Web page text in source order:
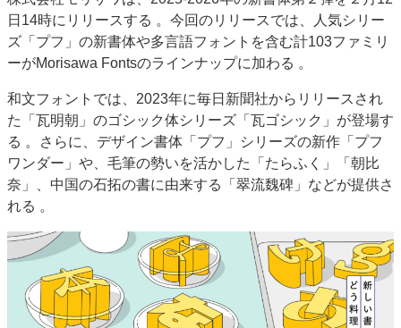
市場・統計
人事・移転・異動・訃報
特集記事カテゴリー一覧
特集・デジタル印刷 アイデアで勝負！ ～多様なビジネス・多彩な商材～
JAPAN PACK 2023 特集
中古印刷機・製本機特集
2022 検査・校正特集
特集・デジタル印刷 ～ 新成長軌道を描く
案内
運営
会社案内
購読・購入申し込み
サイトポリシー
お問い合わせ
日14時にリリースする 。今回のリリースでは、人気シリー
ズ「プフ」の新書体や多言語フォントを含む計103ファミリ
ーがMorisawa Fontsのラインナップに加わる 。
和文フォントでは、2023年に毎日新聞社からリリースされ
た「瓦明朝」のゴシック体シリーズ「瓦ゴシック」が登場す
る 。さらに、デザイン書体「プフ」シリーズの新作「プフ
ワンダー」や、毛筆の勢いを活かした「たらふく」「朝比
奈」、中国の石拓の書に由来する「翠流魏碑」などが提供さ
れる 。